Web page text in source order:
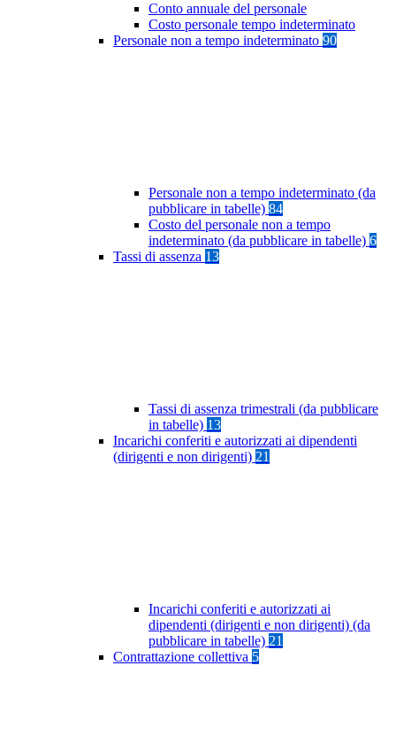
Conto annuale del personale
Costo personale tempo indeterminato
Personale non a tempo indeterminato 90
Personale non a tempo indeterminato (da
pubblicare in tabelle) 84
Costo del personale non a tempo
indeterminato (da pubblicare in tabelle) 6
Tassi di assenza 13
Tassi di assenza trimestrali (da pubblicare
in tabelle) 13
Incarichi conferiti e autorizzati ai dipendenti
(dirigenti e non dirigenti) 21
Incarichi conferiti e autorizzati ai
dipendenti (dirigenti e non dirigenti) (da
pubblicare in tabelle) 21
Contrattazione collettiva 5